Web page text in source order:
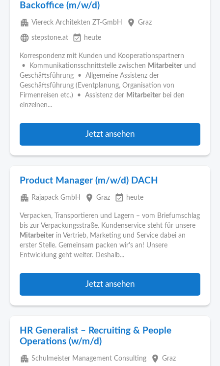
Backoffice (m/w/d)
apartment Viereck Architekten ZT-GmbH place Graz
language stepstone.at event_available heute
Korrespondenz mit Kunden und Kooperationspartnern
• Kommunikationsschnittstelle zwischen Mitarbeiter und
Geschäftsführung • Allgemeine Assistenz der
Geschäftsführung (Eventplanung, Organisation von
Firmenreisen etc.) • Assistenz der Mitarbeiter bei den
einzelnen...
Jetzt ansehen
Product Manager (m/w/d) DACH
apartment Rajapack GmbH place Graz event_available heute
Verpacken, Transportieren und Lagern – vom Briefumschlag
bis zur Verpackungsstraße. Kundenservice steht für unsere
Mitarbeiter in Vertrieb, Marketing und Service dabei an
erster Stelle. Gemeinsam packen wir's an! Unsere
Entwicklung geht weiter. Deshalb...
Jetzt ansehen
HR Generalist – Recruiting & People
Operations (w/m/d)
apartment Schulmeister Management Consulting place Graz